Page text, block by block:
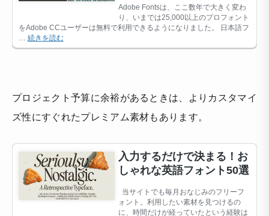
プロジェクト予算に余裕があるときは、よりカスタマイ
ズ性にすぐれたプレミアム素材もあります。